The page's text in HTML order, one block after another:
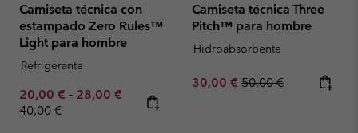
Camiseta técnica con
estampado Zero Rules™
Light para hombre
Refrigerante
Minimum sale price:
20,00 € - Maximum sale price:
28,00 € Regular price:
40,00 €
Camiseta técnica Three
Pitch™ para hombre
Hidroabsorbente
Sale price:
30,00 € Regular price:
50,00 €